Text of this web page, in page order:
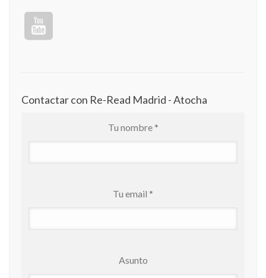
Contactar con Re-Read Madrid - Atocha
Tu nombre *
Tu email *
Asunto